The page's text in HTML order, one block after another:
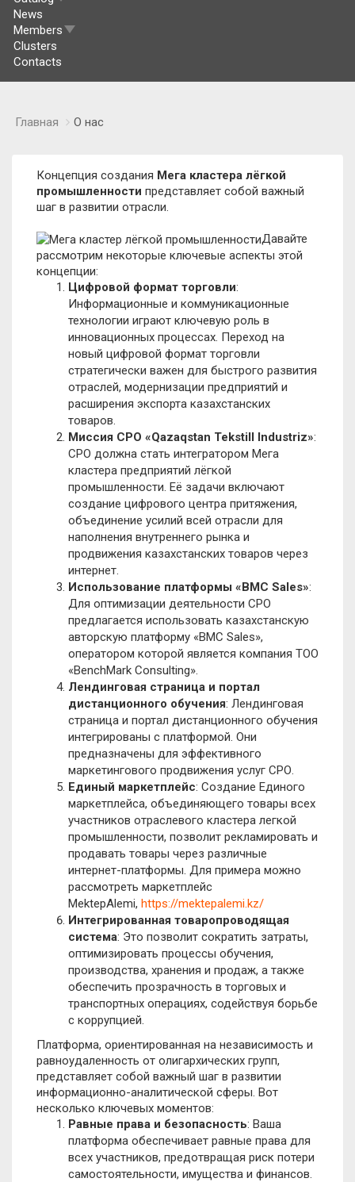
News
Members
Clusters
Contacts
Главная О нас
Концепция создания Мега кластера лёгкой
промышленности представляет собой важный
шаг в развитии отрасли.
Давайте
рассмотрим некоторые ключевые аспекты этой
концепции:
Цифровой формат торговли:
Информационные и коммуникационные
технологии играют ключевую роль в
инновационных процессах. Переход на
новый цифровой формат торговли
стратегически важен для быстрого развития
отраслей, модернизации предприятий и
расширения экспорта казахстанских
товаров.
Миссия СРО «Qazaqstan Tekstill Industriz»:
СРО должна стать интегратором Мега
кластера предприятий лёгкой
промышленности. Её задачи включают
создание цифрового центра притяжения,
объединение усилий всей отрасли для
наполнения внутреннего рынка и
продвижения казахстанских товаров через
интернет.
Использование платформы «BMC Sales»:
Для оптимизации деятельности СРО
предлагается использовать казахстанскую
авторскую платформу «BMC Sales»,
оператором которой является компания ТОО
«BenchMark Consulting».
Лендинговая страница и портал
дистанционного обучения: Лендинговая
страница и портал дистанционного обучения
интегрированы с платформой. Они
предназначены для эффективного
маркетингового продвижения услуг СРО.
Единый маркетплейс: Создание Единого
маркетплейса, объединяющего товары всех
участников отраслевого кластера легкой
промышленности, позволит рекламировать и
продавать товары через различные
интернет-платформы. Для примера можно
рассмотреть маркетплейс
MektepAlemi, https://mektepalemi.kz/
Интегрированная товаропроводящая
система: Это позволит сократить затраты,
оптимизировать процессы обучения,
производства, хранения и продаж, а также
обеспечить прозрачность в торговых и
транспортных операциях, содействуя борьбе
с коррупцией.
Платформа, ориентированная на независимость и
равноудаленность от олигархических групп,
представляет собой важный шаг в развитии
информационно-аналитической сферы. Вот
несколько ключевых моментов:
Равные права и безопасность: Ваша
платформа обеспечивает равные права для
всех участников, предотвращая риск потери
самостоятельности, имущества и финансов.